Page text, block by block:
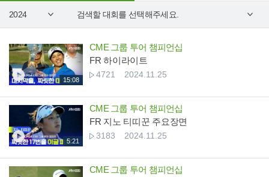
15:08
CME 그룹 투어 챔피언십
FR 하이라이트
4721 2024.11.25
5:21
CME 그룹 투어 챔피언십
FR 지노 티띠꾼 주요장면
3183 2024.11.25
CME 그룹 투어 챔피언십